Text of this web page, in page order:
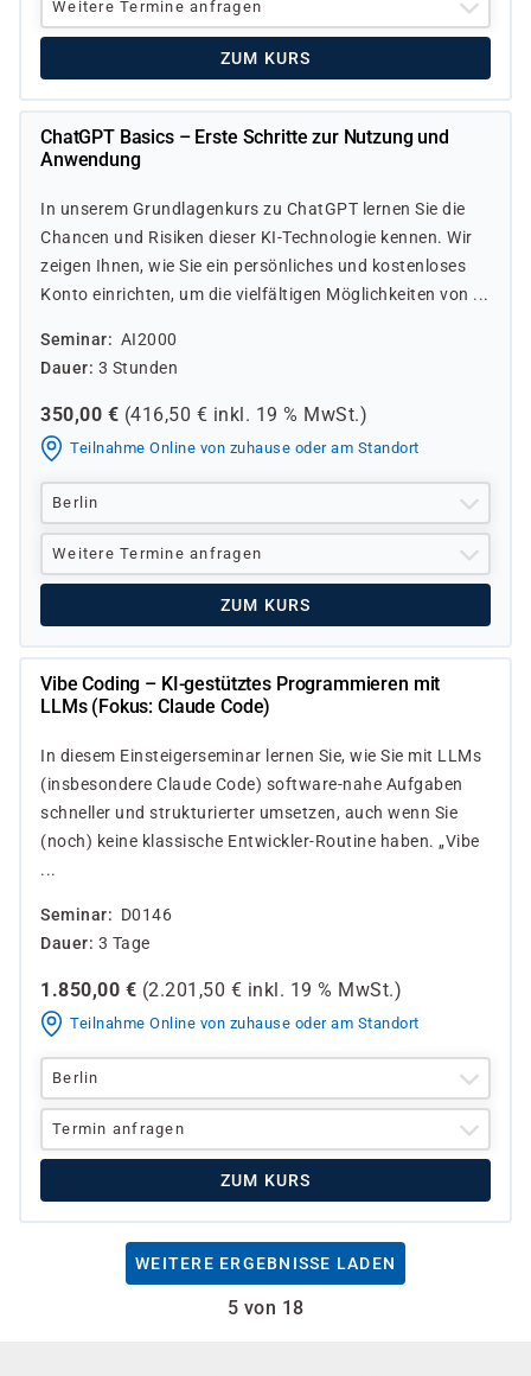
Weitere Termine anfragen
ZUM KURS
ChatGPT Basics – Erste Schritte zur Nutzung und
Anwendung
In unserem Grundlagenkurs zu ChatGPT lernen Sie die
Chancen und Risiken dieser KI-Technologie kennen. Wir
zeigen Ihnen, wie Sie ein persönliches und kostenloses
Konto einrichten, um die vielfältigen Möglichkeiten von ...
Seminar
AI2000
Dauer 3 Stunden
350,00 € (416,50 € inkl. 19 % MwSt.)
Teilnahme Online von zuhause oder am Standort
Berlin
Weitere Termine anfragen
ZUM KURS
Vibe Coding – KI-gestütztes Programmieren mit
LLMs (Fokus: Claude Code)
In diesem Einsteigerseminar lernen Sie, wie Sie mit LLMs
(insbesondere Claude Code) software-nahe Aufgaben
schneller und strukturierter umsetzen, auch wenn Sie
(noch) keine klassische Entwickler-Routine haben. „Vibe
...
Seminar
D0146
Dauer 3 Tage
1.850,00 € (2.201,50 € inkl. 19 % MwSt.)
Teilnahme Online von zuhause oder am Standort
Berlin
Termin anfragen
ZUM KURS
WEITERE ERGEBNISSE LADEN
5 von 18